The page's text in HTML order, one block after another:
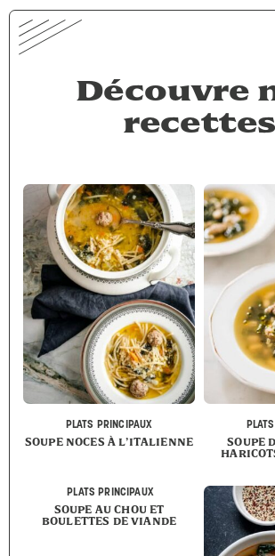
Découvre
recettes
PLATS PRINCIPAUX
SOUPE NOCES À L’ITALIENNE
SOUPE
PLATS PRINCIPAUX
SOUPE AU CHOU ET
BOULETTES DE VIANDE